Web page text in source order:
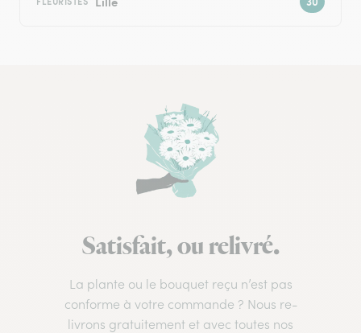
Satisfait, ou relivré.
La plante ou le bouquet reçu n’est pas
conforme à votre commande ? Nous re-
livrons gratuitement et avec toutes nos